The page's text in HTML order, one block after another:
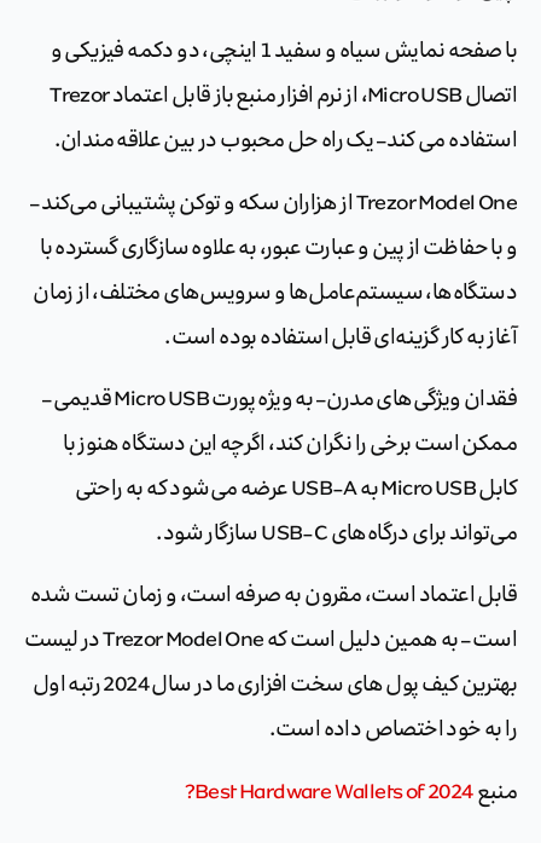
با صفحه نمایش سیاه و سفید 1 اینچی، دو دکمه فیزیکی و
اتصال Micro USB، از نرم افزار منبع باز قابل اعتماد Trezor
استفاده می کند – یک راه حل محبوب در بین علاقه مندان.
Trezor Model One از هزاران سکه و توکن پشتیبانی می‌کند –
و با حفاظت از پین و عبارت عبور، به علاوه سازگاری گسترده با
دستگاه‌ها، سیستم‌عامل‌ها و سرویس‌های مختلف، از زمان
آغاز به کار گزینه‌ای قابل استفاده بوده است.
فقدان ویژگی‌های مدرن – به ویژه پورت Micro USB قدیمی –
ممکن است برخی را نگران کند، اگرچه این دستگاه هنوز با
کابل Micro USB به USB-A عرضه می‌شود که به راحتی
می‌تواند برای درگاه‌های USB-C سازگار شود.
قابل اعتماد است، مقرون به صرفه است، و زمان تست شده
است – به همین دلیل است که Trezor Model One در لیست
بهترین کیف پول های سخت افزاری ما در سال 2024 رتبه اول
را به خود اختصاص داده است.
منبع Best Hardware Wallets of 2024?